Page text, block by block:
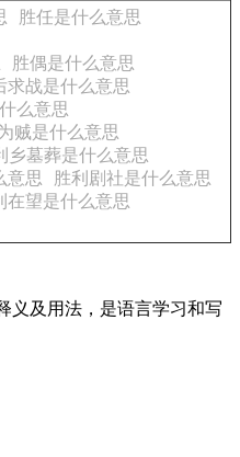
胜任是什么意思
胜偶是什么意思
求战是什么意思
么意思
贼是什么意思
乡墓葬是什么意思
意思
胜利剧社是什么意思
在望是什么意思
义及用法，是语言学习和写